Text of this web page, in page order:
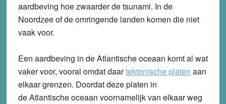
aardbeving hoe zwaarder de tsunami. In de
Noordzee of de omringende landen komen die niet
vaak voor.
Een aardbeving in de Atlantische oceaan komt al wat
vaker voor, vooral omdat daartektonische platen aan
elkaar grenzen. Doordat deze platen in
de Atlantische oceaan voornamelijk van elkaar weg